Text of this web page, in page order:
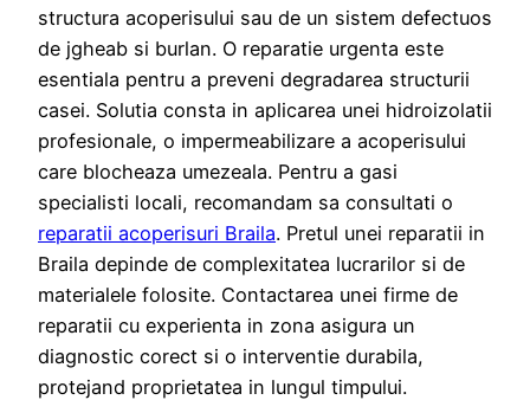
structura acoperisului sau de un sistem defectuos
de jgheab si burlan. O reparatie urgenta este
esentiala pentru a preveni degradarea structurii
casei. Solutia consta in aplicarea unei hidroizolatii
profesionale, o impermeabilizare a acoperisului
care blocheaza umezeala. Pentru a gasi
specialisti locali, recomandam sa consultati o
reparatii acoperisuri Braila. Pretul unei reparatii in
Braila depinde de complexitatea lucrarilor si de
materialele folosite. Contactarea unei firme de
reparatii cu experienta in zona asigura un
diagnostic corect si o interventie durabila,
protejand proprietatea in lungul timpului.